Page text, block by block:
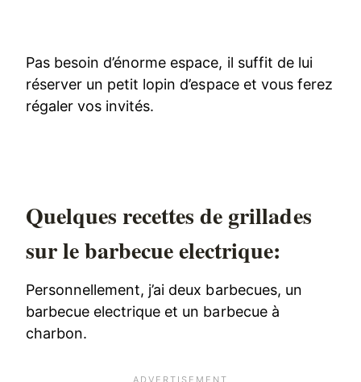
Pas besoin d’énorme espace, il suffit de lui
réserver un petit lopin d’espace et vous ferez
régaler vos invités.
Quelques recettes de grillades
sur le barbecue electrique:
Personnellement, j’ai deux barbecues, un
barbecue electrique et un barbecue à
charbon.